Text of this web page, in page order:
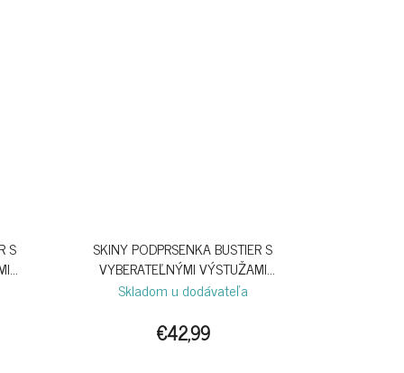
S
SKINY PODPRSENKA BUSTIER S
VYBERATEĽNÝMI VÝSTUŽAMI
SENSATION B26 - WHITE
Skladom u dodávateľa
€42,99